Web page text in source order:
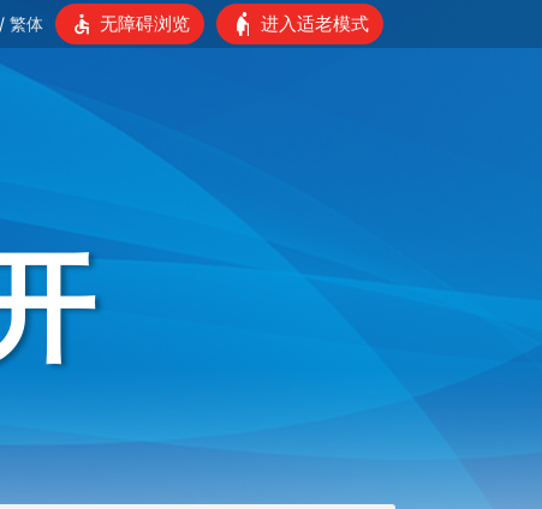
/ 繁体 无障碍浏览 进入适老模式